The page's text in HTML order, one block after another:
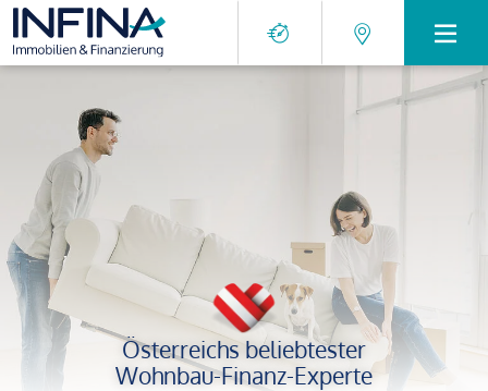
Österreichs beliebtester
Wohnbau-Finanz-Experte